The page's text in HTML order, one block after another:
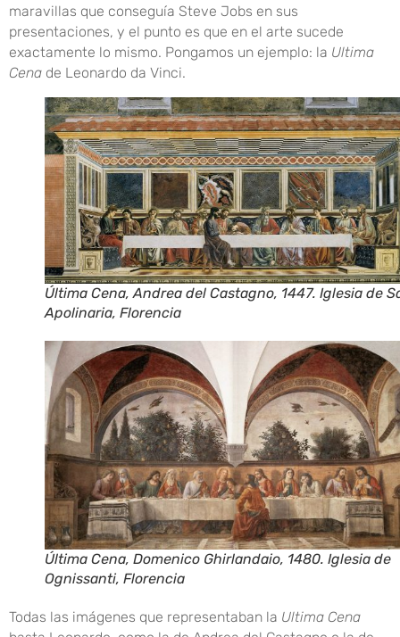
maravillas que conseguía Steve Jobs en sus
presentaciones, y el punto es que en el arte sucede
exactamente lo mismo. Pongamos un ejemplo: la Ultima
Cena de Leonardo da Vinci.
Última Cena, Andrea del Castagno, 1447. Iglesia de
Apolinaria, Florencia
Última Cena, Domenico Ghirlandaio, 1480. Iglesia de
Ognissanti, Florencia
Todas las imágenes que representaban la Ultima Cena